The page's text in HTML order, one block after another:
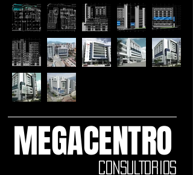
MEGACENTRO
CONSULTORIOS